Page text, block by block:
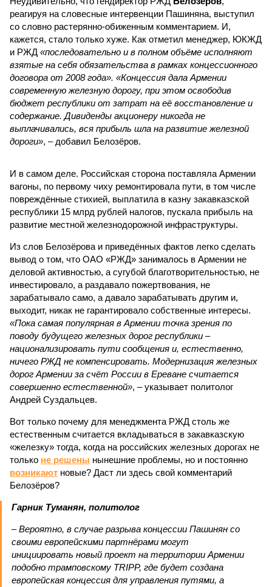
реагируя на словесные интервенции Пашиняна, выступил
со словно растерянно-обиженным комментарием. И,
кажется, стало только хуже. Как отметил менеджер, ЮКЖД
и РЖД «последовательно и в полном объёме исполняют
взятые на себя обязательства в рамках концессионного
договора от 2008 года». «Концессия дала Армении
современную железную дорогу, при этом освободив
бюджет республики от затрат на её восстановление и
содержание. Дивиденды акционеру никогда не
выплачивались, вся прибыль шла на развитие железной
дороги», – добавил Белозёров.
И в самом деле. Российская сторона поставляла Армении
вагоны, по первому чиху ремонтировала пути, в том числе
повреждённые стихией, выплатила в казну закавказской
республики 15 млрд рублей налогов, пускала прибыль на
развитие местной железнодорожной инфраструктуры.
Из слов Белозёрова и приведённых фактов легко сделать
вывод о том, что ОАО «РЖД» занималось в Армении не
деловой активностью, а сугубой благотворительностью, не
инвестировало, а раздавало пожертвования, не
зарабатывало само, а давало зарабатывать другим и,
выходит, никак не гарантировало собственные интересы.
«Пока самая популярная в Армении точка зрения по
поводу будущего железных дорог рес­публики –
национализировать пути сообщения и, естественно,
ничего РЖД не компенсировать. Модернизация железных
дорог Армении за счёт России в Ереване считается
совершенно естественной», – указывает политолог
Андрей Суздальцев.
Вот только почему для менеджмента РЖД столь же
естественным считается вкладываться в закавказскую
«железку» тогда, когда на российских железных дорогах не
только не решены нынешние проблемы, но и постоянно
возникают новые? Даст ли здесь свой комментарий
Белозёров?
Гарник Туманян, политолог
– Вероятно, в случае разрыва концессии Пашинян со
своими европейскими партнёрами могут
инициировать новый проект на территории Армении
подобно трамповскому TRIPP, где будет создана
европейская концессия для управления путями, а